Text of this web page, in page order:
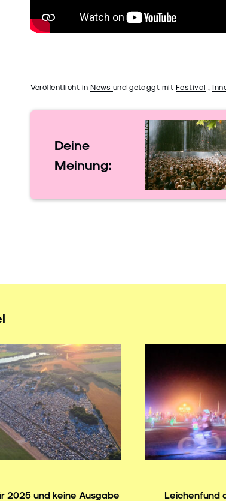
Veröffentlicht in News und getaggt mit Festival ,
Deine
Meinung:
2025 und keine Ausgabe Leichenfund